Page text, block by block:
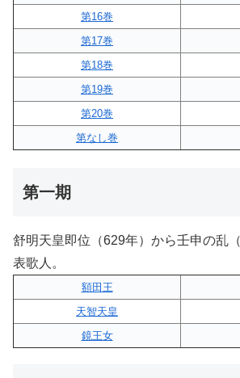
第16巻
第17巻
第18巻
第19巻
第20巻
第なし巻
第一期
舒明天皇即位（629年）から壬申の乱
表歌人。
額田王
天智天皇
鏡王女